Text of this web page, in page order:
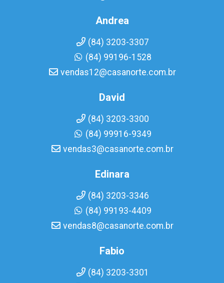
Andrea
(84) 3203-3307
(84) 99196-1528
vendas12@casanorte.com.br
David
(84) 3203-3300
(84) 99916-9349
vendas3@casanorte.com.br
Edinara
(84) 3203-3346
(84) 99193-4409
vendas8@casanorte.com.br
Fabio
(84) 3203-3301